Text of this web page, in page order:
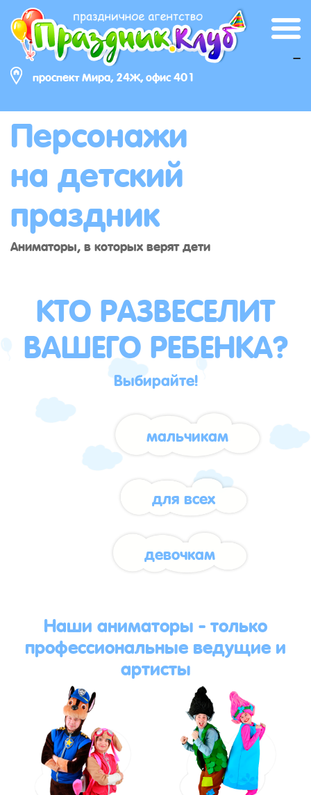
проспект Мира, 24Ж, офис 401
_
Персонажи
на детский
праздник
Аниматоры, в которых верят дети
КТО РАЗВЕСЕЛИТ
ВАШЕГО РЕБЕНКА?
Выбирайте!
мальчикам
для всех
девочкам
Наши аниматоры - только
профессиональные ведущие и
артисты